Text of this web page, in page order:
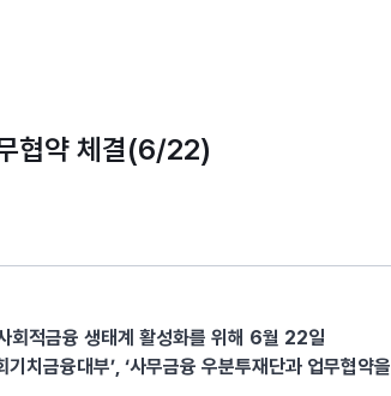
협약 체결(6/22)
회적금융 생태계 활성화를 위해 6월 22일
치금융대부’, ‘사무금융 우분투재단과 업무협약을